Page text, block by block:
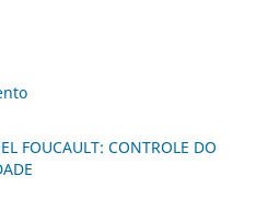
FOUCAULT: CONTROLE DO